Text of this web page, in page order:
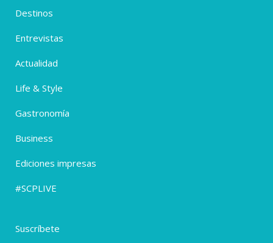
Destinos
Entrevistas
Actualidad
Life & Style
Gastronomía
Business
Ediciones impresas
#SCPLIVE
Suscríbete